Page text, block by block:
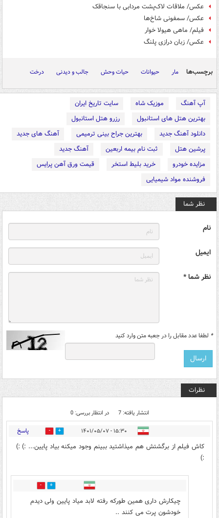
عکس/ ملاقات لاک‌پشت مردابی با سنجاقک
عکس/ سمفونی شاخ‌ها
فیلم/ ماهی هیولا خوار
عکس/ زبان درازی پلنگ
برچسب‌ها مار حیوانات حیات وحش جالب و دیدنی درخت
آپ آهنگ موزیک شاه
سایت تاریخ ایران
بهترین هتل های استانبول
رزرو هتل استانبول
دانلود آهنگ جدید
بهترین جراح بینی ترمیمی
آهنگ های جدید
پرشین هتل
ثبت نام بیمه اربعین
آهنگ جدید
مزایده خودرو
خرید بلیط استخر
قیمت ورق آهن پرایس
فروشنده مواد شیمیایی
نظر شما
نام
ایمیل
نظر شما *
* لطفا عدد مقابل را در جعبه متن وارد کنید
نظرات
انتشار یافته: 7 در انتظار بررسی: 0
۱۵:۳۰ - ۱۴۰۱/۰۵/۰۷ 3 پاسخ
کاش فیلم از برگشتش هم میذاشتید ببینم وجود میکنه بیاد پایین... :) :)
:)
2
چیکارش داری همین طورکه رفته لابد میاد پایین ولی دیدم
خودشون پرت می کنند ..